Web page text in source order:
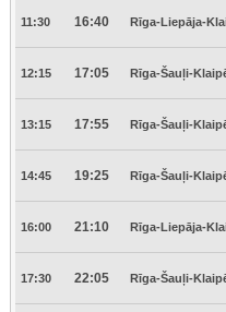
11:30 16:40 Rīga-Liepāja-
12:15 17:05 Rīga-Šauļi-
13:15 17:55 Rīga-Šauļi-
14:45 19:25 Rīga-Šauļi-
16:00 21:10 Rīga-Liepāja-
17:30 22:05 Rīga-Šauļi-